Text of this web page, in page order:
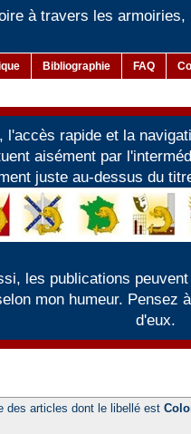
à travers les
Bibliographie FAQ
l'accès rapide et la
aisément par
juste au-dessus du
les publications
mon humeur. Pensez
d'eux.
des articles dont le libellé est